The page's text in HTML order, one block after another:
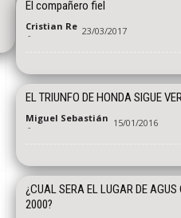
El compañero fiel
Cristian Re
- 23/03/2017
EL TRIUNFO DE HONDA SIGUE
Miguel Sebastián
- 15/01/2016
¿CUAL SERA EL LUGAR DE
2000?